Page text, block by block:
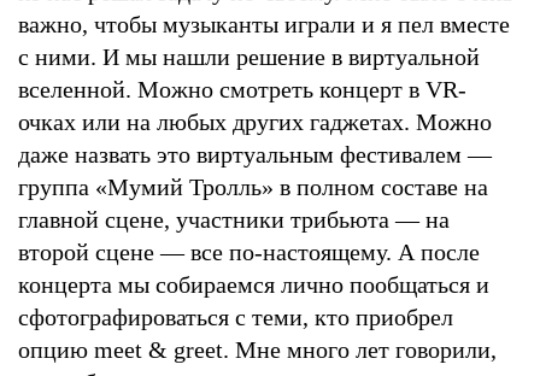
важно, чтобы музыканты играли и я пел вместе
с ними. И мы нашли решение в виртуальной
вселенной. Можно смотреть концерт в VR-
очках или на любых других гаджетах. Можно
даже назвать это виртуальным фестивалем —
группа «Мумий Тролль» в полном составе на
главной сцене, участники трибьюта — на
второй сцене — все по-настоящему. А после
концерта мы собираемся лично пообщаться и
сфотографироваться с теми, кто приобрел
опцию meet & greet. Мне много лет говорили,